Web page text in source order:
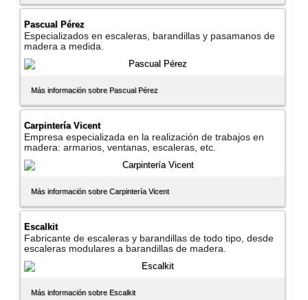
Pascual Pérez
Especializados en escaleras, barandillas y pasamanos de
madera a medida.
Más información sobre Pascual Pérez
Carpinterí­a Vicent
Empresa especializada en la realización de trabajos en
madera: armarios, ventanas, escaleras, etc.
Más información sobre Carpinterí­a Vicent
Escalkit
Fabricante de escaleras y barandillas de todo tipo, desde
escaleras modulares a barandillas de madera.
Más información sobre Escalkit